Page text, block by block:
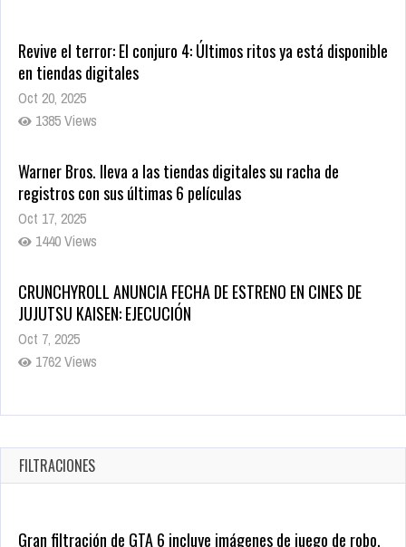
1385 Views
Warner Bros. lleva a las tiendas digitales su racha de
registros con sus últimas 6 películas
1440 Views
CRUNCHYROLL ANUNCIA FECHA DE ESTRENO EN CINES DE
JUJUTSU KAISEN: EJECUCIÓN
1762 Views
5 Películas de Terror Basadas en la Vida Real que te Helarán
la Sangre
FILTRACIONES
Gran filtración de GTA 6 incluye imágenes de juego de robo,